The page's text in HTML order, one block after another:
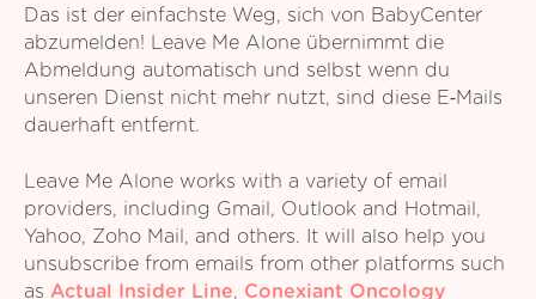
Das ist der einfachste Weg, sich von BabyCenter
abzumelden! Leave Me Alone übernimmt die
Abmeldung automatisch und selbst wenn du
unseren Dienst nicht mehr nutzt, sind diese E‑Mails
dauerhaft entfernt.
Leave Me Alone works with a variety of email
providers, including Gmail, Outlook and Hotmail,
Yahoo, Zoho Mail, and others. It will also help you
unsubscribe from emails from other platforms such
as Actual Insider Line, Conexiant Oncology